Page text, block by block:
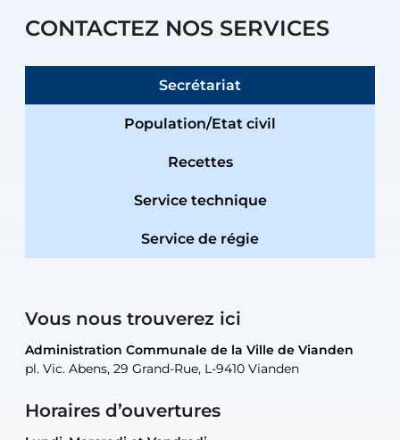
CONTACTEZ NOS SERVICES
Secrétariat
Population/Etat civil
Recettes
Service technique
Service de régie
Vous nous trouverez ici
Administration Communale de la Ville de Vianden
pl. Vic. Abens, 29 Grand-Rue, L-9410 Vianden
Horaires d’ouvertures
Administration Communale de la Ville de Vianden
pl. Vic. Abens, 29 Grand-Rue, L-9410 Vianden
Administration Communale de la Ville de Vianden
pl. Vic. Abens, 29 Grand-Rue, L-9410 Vianden
Administration Communale de la Ville de Vianden
pl. Vic. Abens, 29 Grand-Rue, L-9410 Vianden
Atelier Communal de la Ville de Vianden
30, rue Neugarten, L-9422 Vianden